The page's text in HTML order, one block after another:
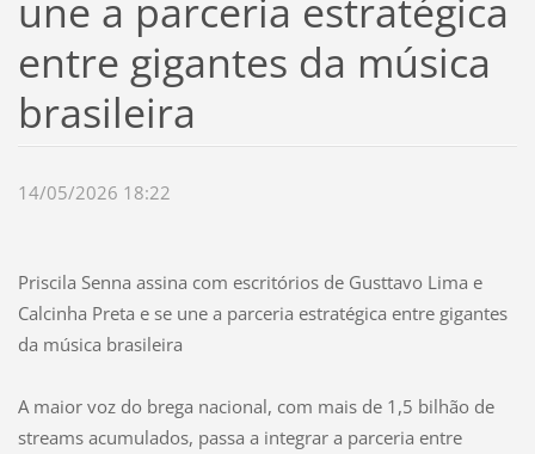
une a parceria estratégica
entre gigantes da música
brasileira
14/05/2026 18:22
Priscila Senna assina com escritórios de Gusttavo Lima e
Calcinha Preta e se une a parceria estratégica entre gigantes
da música brasileira
A maior voz do brega nacional, com mais de 1,5 bilhão de
streams acumulados, passa a integrar a parceria entre